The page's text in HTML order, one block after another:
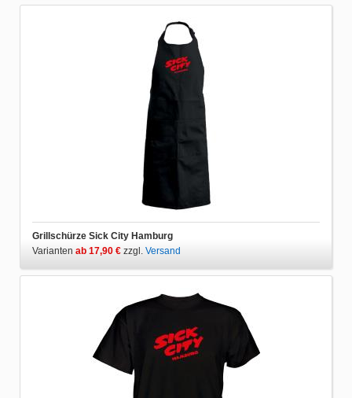
Grillschürze Sick City Hamburg
Varianten ab 17,90 € zzgl. Versand